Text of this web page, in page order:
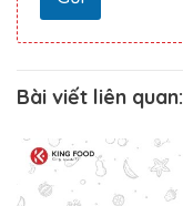
Bài viết liên quan: